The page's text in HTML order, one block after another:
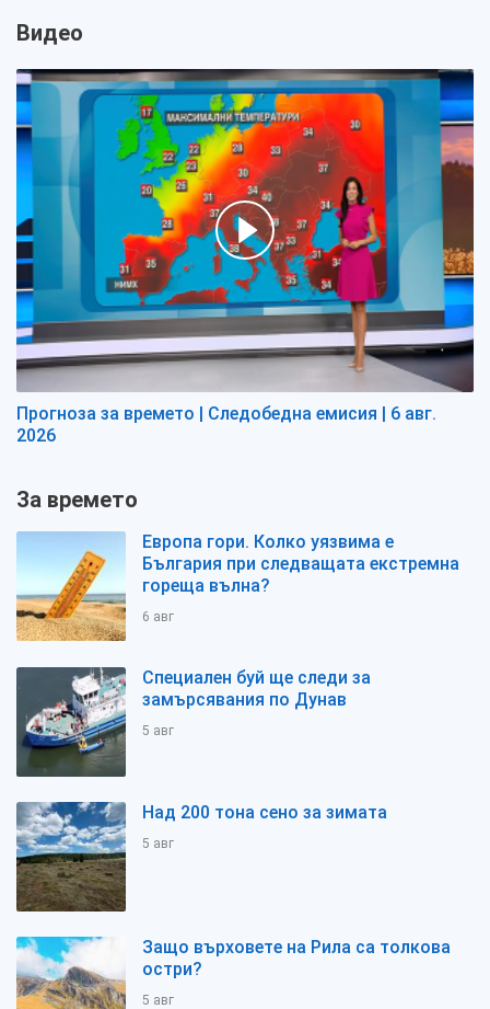
Видео
Прогноза за времето | Следобедна емисия | 6 авг.
2026
За времето
Европа гори. Колко уязвима е
България при следващата екстремна
гореща вълна?
6 авг
Специален буй ще следи за
замърсявания по Дунав
5 авг
Над 200 тона сено за зимата
5 авг
Защо върховете на Рила са толкова
остри?
5 авг